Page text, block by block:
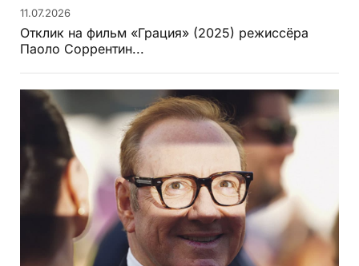
11.07.2026
Отклик на фильм «Грация» (2025) режиссёра
Паоло Соррентин...